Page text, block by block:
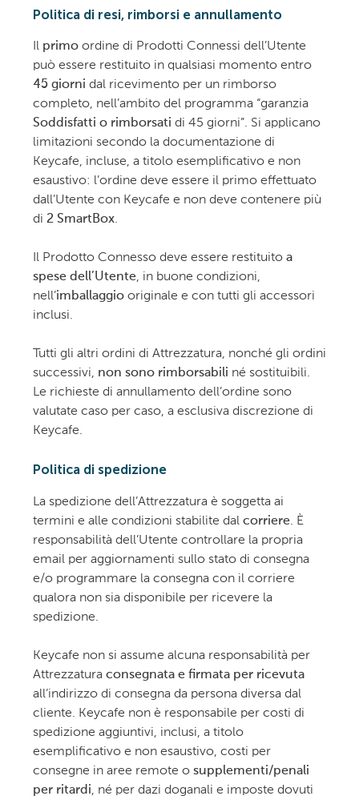
Politica di resi, rimborsi e annullamento
Il primo ordine di Prodotti Connessi dell’Utente
può essere restituito in qualsiasi momento entro
45 giorni dal ricevimento per un rimborso
completo, nell’ambito del programma “garanzia
Soddisfatti o rimborsati di 45 giorni”. Si applicano
limitazioni secondo la documentazione di
Keycafe, incluse, a titolo esemplificativo e non
esaustivo: l’ordine deve essere il primo effettuato
dall’Utente con Keycafe e non deve contenere più
di 2 SmartBox.
Il Prodotto Connesso deve essere restituito a
spese dell’Utente, in buone condizioni,
nell’imballaggio originale e con tutti gli accessori
inclusi.
Tutti gli altri ordini di Attrezzatura, nonché gli ordini
successivi, non sono rimborsabili né sostituibili.
Le richieste di annullamento dell’ordine sono
valutate caso per caso, a esclusiva discrezione di
Keycafe.
Politica di spedizione
La spedizione dell’Attrezzatura è soggetta ai
termini e alle condizioni stabilite dal corriere. È
responsabilità dell’Utente controllare la propria
email per aggiornamenti sullo stato di consegna
e/o programmare la consegna con il corriere
qualora non sia disponibile per ricevere la
spedizione.
Keycafe non si assume alcuna responsabilità per
Attrezzatura consegnata e firmata per ricevuta
all’indirizzo di consegna da persona diversa dal
cliente. Keycafe non è responsabile per costi di
spedizione aggiuntivi, inclusi, a titolo
esemplificativo e non esaustivo, costi per
consegne in aree remote o supplementi/penali
per ritardi, né per dazi doganali e imposte dovuti